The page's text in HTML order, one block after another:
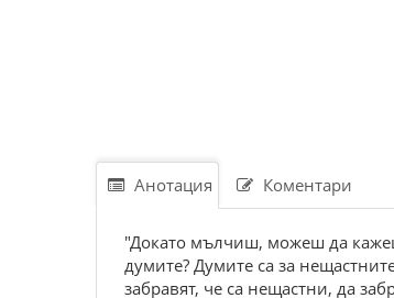
Анотация Коментари
"Докато мълчиш, можеш да
думите? Думите са за
забравят, че са нещастни, да